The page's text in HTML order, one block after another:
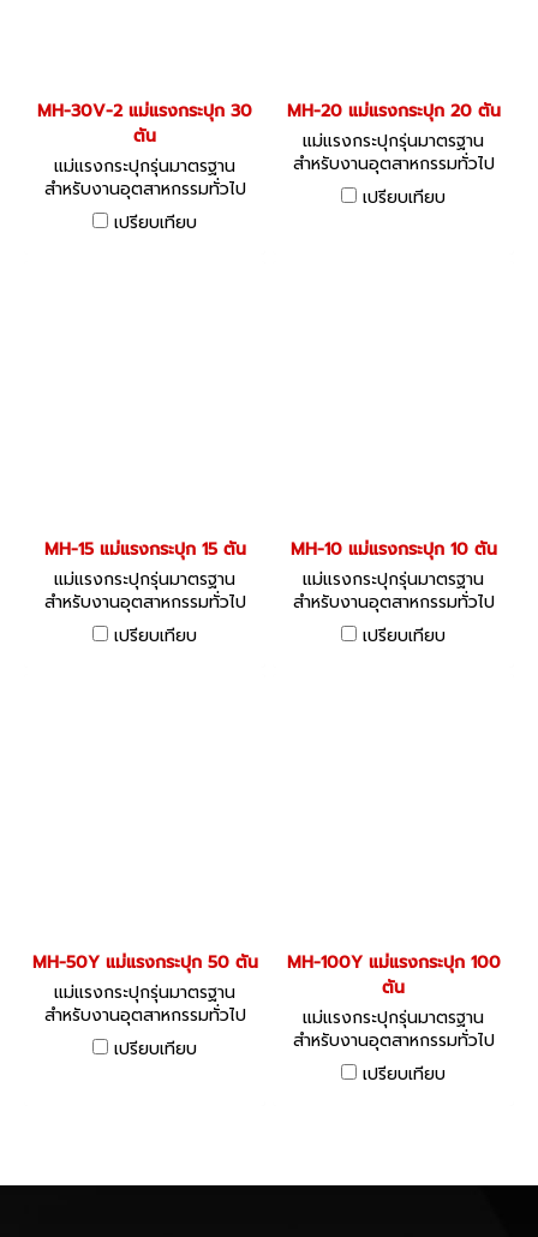
MH-30V-2 แม่แรงกระปุก 30
ตัน
แม่แรงกระปุกรุ่นมาตรฐาน
สำหรับงานอุตสาหกรรมทั่วไป
เปรียบเทียบ
MH-20 แม่แรงกระปุก 20 ตัน
แม่แรงกระปุกรุ่นมาตรฐาน
สำหรับงานอุตสาหกรรมทั่วไป
เปรียบเทียบ
MH-15 แม่แรงกระปุก 15 ตัน
แม่แรงกระปุกรุ่นมาตรฐาน
สำหรับงานอุตสาหกรรมทั่วไป
เปรียบเทียบ
MH-10 แม่แรงกระปุก 10 ตัน
แม่แรงกระปุกรุ่นมาตรฐาน
สำหรับงานอุตสาหกรรมทั่วไป
เปรียบเทียบ
MH-50Y แม่แรงกระปุก 50 ตัน
แม่แรงกระปุกรุ่นมาตรฐาน
สำหรับงานอุตสาหกรรมทั่วไป
เปรียบเทียบ
MH-100Y แม่แรงกระปุก 100
ตัน
แม่แรงกระปุกรุ่นมาตรฐาน
สำหรับงานอุตสาหกรรมทั่วไป
เปรียบเทียบ